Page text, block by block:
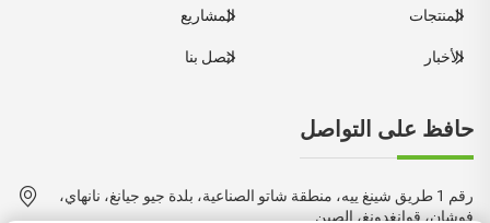
المنتجات المشاريع
الأخبار اتصل بنا
حافظ على التواصل
رقم 1 طريق شينغ ييه، منطقة شاتو الصناعية، بلدة جيو جيانغ، نانهاي،
فوشان، قوانغدونغ، الصين